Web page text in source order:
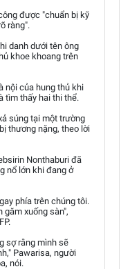
được "chuẩn bị kỹ
ràng".
danh dưới tên ông
khoe khoang trên
nội của hung thủ khi
tìm thấy hai thi thể.
súng tại một trường
thương nặng, theo lời
Nonthaburi đã
nổ lớn khi đang ở
phía trên chúng tôi.
găm xuống sàn",
sợ rằng mình sẽ
Pawarisa, người
nói.